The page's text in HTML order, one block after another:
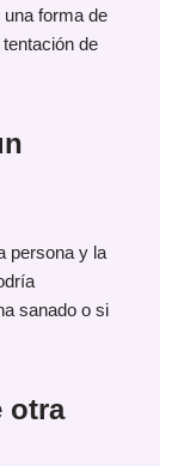
una forma de
de
persona y la
sanado o si
otra